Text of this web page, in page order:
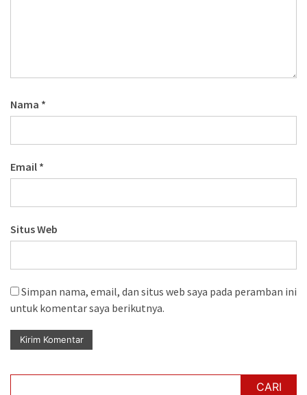
Nama *
Email *
Situs Web
Simpan nama, email, dan situs web saya pada peramban ini
untuk komentar saya berikutnya.
CARI